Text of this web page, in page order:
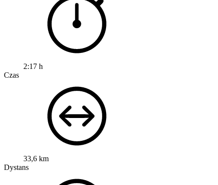
2:17 h
Czas
33,6 km
Dystans